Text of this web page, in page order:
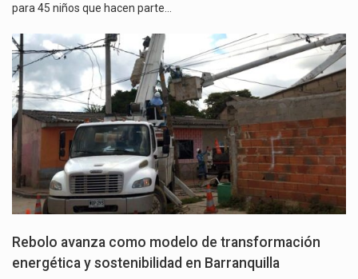
para 45 niños que hacen parte…
Rebolo avanza como modelo de transformación
energética y sostenibilidad en Barranquilla